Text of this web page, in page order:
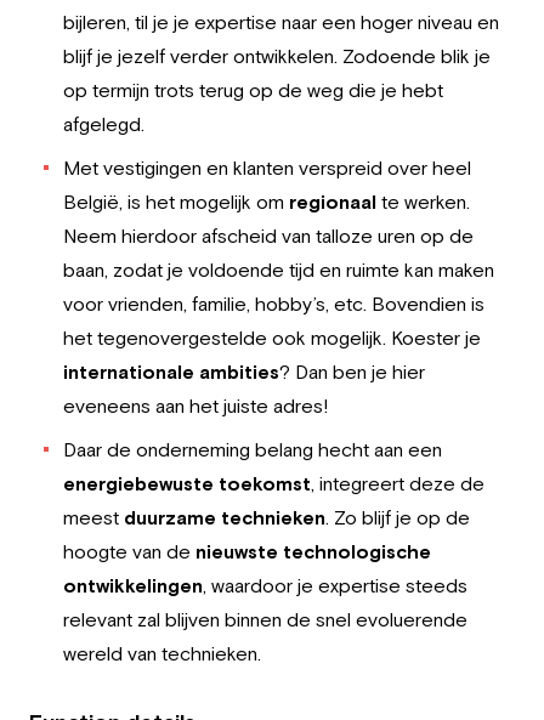
bijleren, til je je expertise naar een hoger niveau en
blijf je jezelf verder ontwikkelen. Zodoende blik je
op termijn trots terug op de weg die je hebt
afgelegd.
Met vestigingen en klanten verspreid over heel
België, is het mogelijk om regionaal te werken.
Neem hierdoor afscheid van talloze uren op de
baan, zodat je voldoende tijd en ruimte kan maken
voor vrienden, familie, hobby’s, etc. Bovendien is
het tegenovergestelde ook mogelijk. Koester je
internationale ambities? Dan ben je hier
eveneens aan het juiste adres!
Daar de onderneming belang hecht aan een
energiebewuste toekomst, integreert deze de
meest duurzame technieken. Zo blijf je op de
hoogte van de nieuwste technologische
ontwikkelingen, waardoor je expertise steeds
relevant zal blijven binnen de snel evoluerende
wereld van technieken.